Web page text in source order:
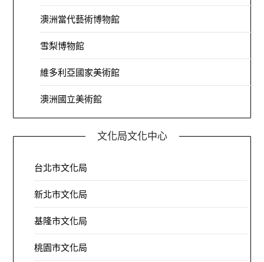
澳洲當代藝術博物館
雪梨博物館
維多利亞國家美術館
澳洲國立美術館
文化局文化中心
台北市文化局
新北市文化局
基隆市文化局
桃園市文化局